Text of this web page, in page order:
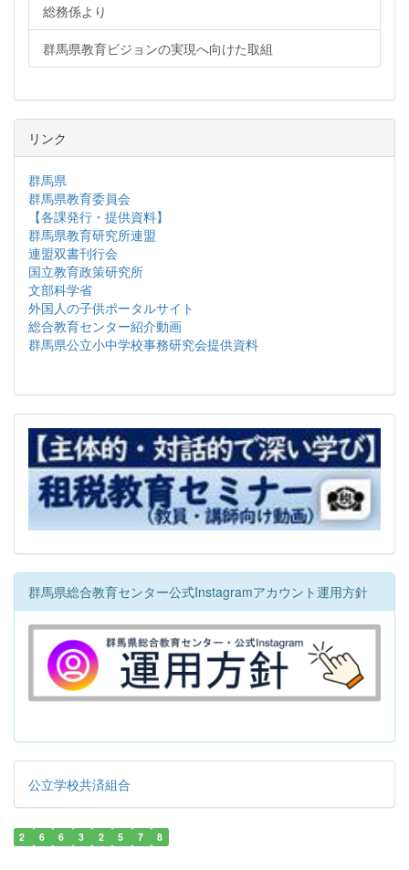
総務係より
群馬県教育ビジョンの実現へ向けた取組
リンク
群馬県
群馬県教育委員会
【各課発行・提供資料】
群馬県教育研究所連盟
連盟双書刊行会
国立教育政策研究所
文部科学省
外国人の子供ポータルサイト
総合教育センター紹介動画
群馬県公立小中学校事務研究会提供資料
群馬県総合教育センター公式Instagramアカウント運用方針
公立学校共済組合
2 6 6 3 2 5 7 8